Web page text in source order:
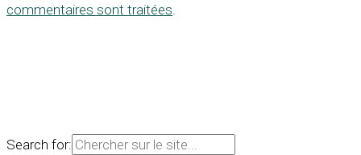
commentaires sont traitées
Search for: